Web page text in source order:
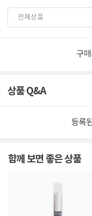
구
상품 Q&A
등록
함께 보면 좋은 상품